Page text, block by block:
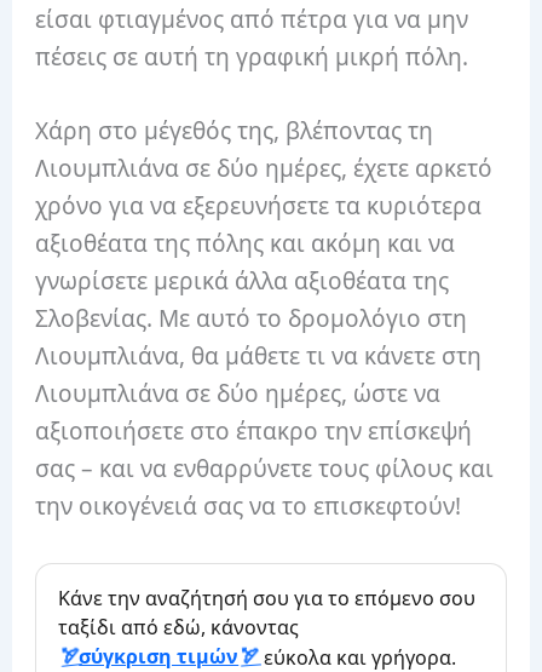
είσαι φτιαγμένος από πέτρα για να μην
πέσεις σε αυτή τη γραφική μικρή πόλη.
Χάρη στο μέγεθός της, βλέποντας τη
Λιουμπλιάνα σε δύο ημέρες, έχετε αρκετό
χρόνο για να εξερευνήσετε τα κυριότερα
αξιοθέατα της πόλης και ακόμη και να
γνωρίσετε μερικά άλλα αξιοθέατα της
Σλοβενίας. Με αυτό το δρομολόγιο στη
Λιουμπλιάνα, θα μάθετε τι να κάνετε στη
Λιουμπλιάνα σε δύο ημέρες, ώστε να
αξιοποιήσετε στο έπακρο την επίσκεψή
σας – και να ενθαρρύνετε τους φίλους και
την οικογένειά σας να το επισκεφτούν!
Κάνε την αναζήτησή σου για το επόμενο σου
ταξίδι από εδώ, κάνοντας
σύγκριση τιμών
εύκολα και γρήγορα.